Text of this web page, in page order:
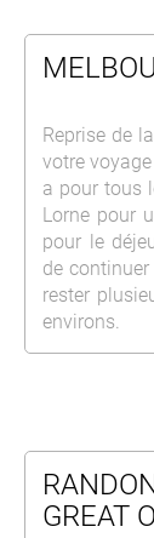
Reprise de
votre
a pour tous
Lorne pour
pour le
de
rester
environs.
GREAT